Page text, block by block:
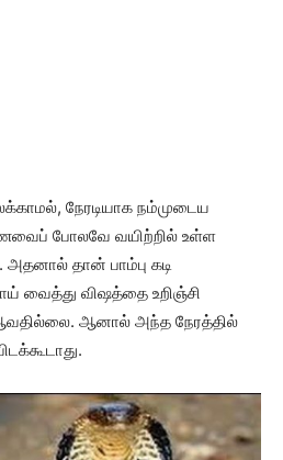
நேரடியாக நம்முடைய
போலவே வயிற்றில் உள்ள
தான் பாம்பு கடி
வைத்து விஷத்தை உறிஞ்சி
ஆவதில்லை. ஆனால் அந்த நேரத்தில்